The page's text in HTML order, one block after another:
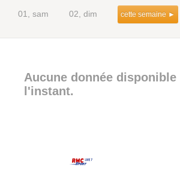
01, sam 02, dim cette semaine ►
Aucune donnée disponible
l'instant.